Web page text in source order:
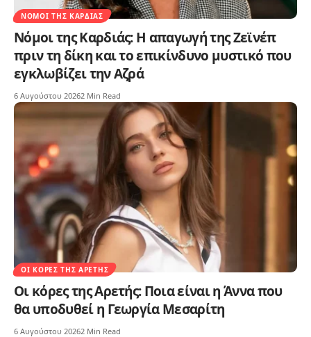
ΝΌΜΟΙ ΤΗΣ ΚΑΡΔΙΆΣ
Νόμοι της Καρδιάς: Η απαγωγή της Ζεϊνέπ
πριν τη δίκη και το επικίνδυνο μυστικό που
εγκλωβίζει την Αζρά
6 Αυγούστου 20262 Min Read
ΟΙ ΚΌΡΕΣ ΤΗΣ ΑΡΕΤΉΣ
Οι κόρες της Αρετής: Ποια είναι η Άννα που
θα υποδυθεί η Γεωργία Μεσαρίτη
6 Αυγούστου 20262 Min Read